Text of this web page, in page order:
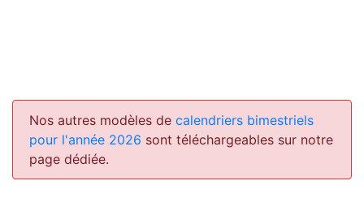
Nos autres modèles de calendriers bimestriels
pour l'année 2026 sont téléchargeables sur notre
page dédiée.